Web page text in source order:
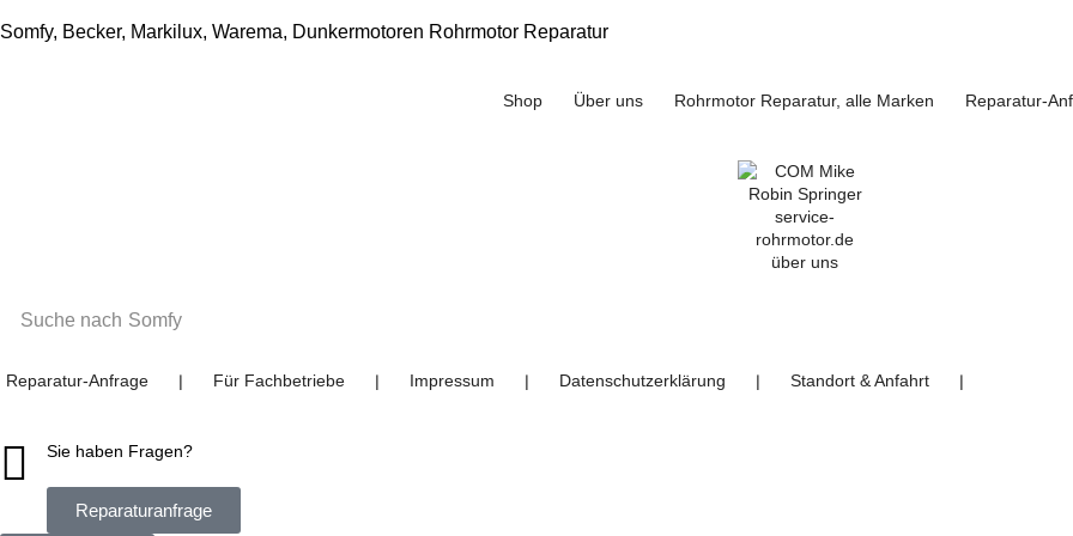
Somfy, Becker, Markilux, Warema, Dunkermotoren Rohrmotor Reparatur
Shop Über uns Rohrmotor Reparatur, alle Marken Reparatur-
Suche nach Somfy
Reparatur-Anfrage ❘ Für Fachbetriebe ❘ Impressum ❘ Datenschutzerklärung ❘ Standort & Anfahrt ❘
Sie haben Fragen?
Reparaturanfrage